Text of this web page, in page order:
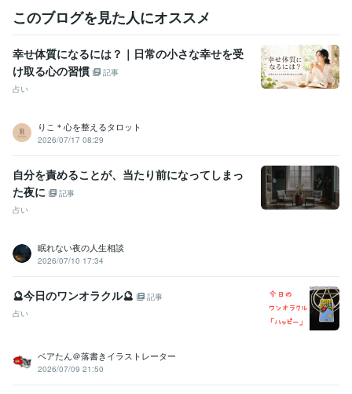
経験職種
医療・介護 / 看護師 経験年数 : 45年
受賞歴
基礎疾患に精神疾患を抱えている方の膠原病看護について 在宅看護
資格・検定
看護師 取得年 : 1996年
ビジネス・クリエイティブツール
PowerPoint:10年Word:10年
その他ツール
傾聴力:29年恋愛におけるコミュニケーションスキル:9年
心の健康のサポート:29年恋愛カウンセリング:9年
霊視・霊感・霊聴:9年タロット占い師:9年
オラクルカード占い師:9年
ルノルマンカード占い師:9年
守護霊リーディング:9年
四柱推命:9年
青龍鑑定:9年浄化・結界:9年アドバイス力:15年
人材採用:9年
このブログを見た人にオススメ
幸せ体質になるには？｜日常の小さな幸せを受
け取る心の習慣
記事
占い
りこ＊心を整えるタロット
2026/07/17 08:29
自分を責めることが、当たり前になってしまっ
た夜に
記事
占い
眠れない夜の人生相談
2026/07/10 17:34
🔮今日のワンオラクル🔮
記事
占い
ベアたん＠落書きイラストレーター
2026/07/09 21:50